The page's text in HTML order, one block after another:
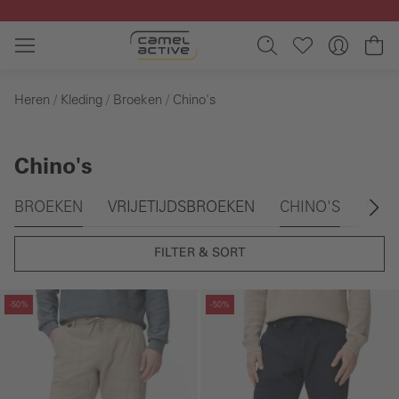
Ga naar de hoofdinhoud
Heren Kleding Broeken Chino's
Chino's
Galerie overslaan
BROEKEN VRIJETIJDSBROEKEN CHINO'S
FILTER & SORT
-50%
overslaan
-50%
Galerie overslaan